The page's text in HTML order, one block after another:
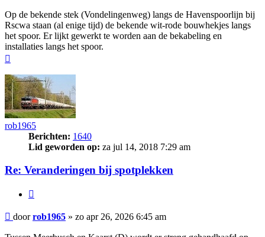
Op de bekende stek (Vondelingenweg) langs de Havenspoorlijn bij
Rscwa staan (al enige tijd) de bekende wit-rode bouwhekjes langs
het spoor. Er lijkt gewerkt te worden aan de bekabeling en
installaties langs het spoor.
rob1965
Berichten: 1640
Lid geworden op: za jul 14, 2018 7:29 am
Re: Veranderingen bij spotplekken
Bericht
doorrob1965 » zo apr 26, 2026 6:45 am